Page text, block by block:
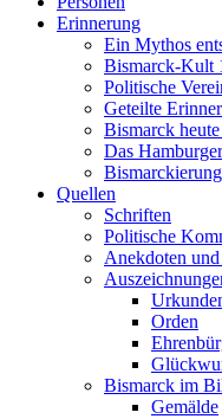
Erinnerung
Ein Mythos
Bismarck-Kult
Politische
Geteilte
Bismarck
Das
Bismarckierung
Quellen
Schriften
Politische
Anekdoten
Orden
Bismarck im
Gemälde